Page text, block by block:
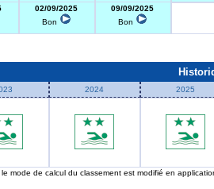
02/09/2025
Bon
09/09/2025
Bon
2024 2025
mode de calcul du classement est modifié en